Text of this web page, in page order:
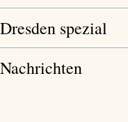
Dresden spezial
Nachrichten